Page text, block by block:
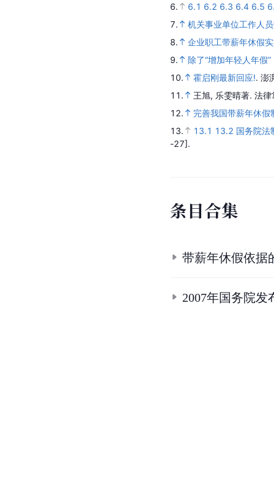
6.
6.1 6.2 6.3 6.4 6.5
7.
机关事业单位工作人
8.
企业职工带薪年休假
9.
除了“增加年轻人年假
10.
霍启刚最新回应!. 澎
11.
王旭, 乐雯晴著. 法律
12.
完善我国带薪年休
13.
13.1 13.2 国务院法
-27].
条目合集
带薪年休假依据
2007年国务院发